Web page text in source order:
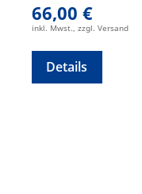
66,00 €
inkl. Mwst., zzgl. Versand
Details